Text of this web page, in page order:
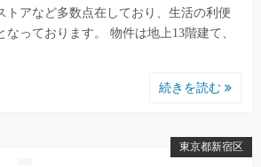
トアなど多数点在しており、生活の利便
っております。 物件は地上13階建て、
続きを読む
東京都新宿区